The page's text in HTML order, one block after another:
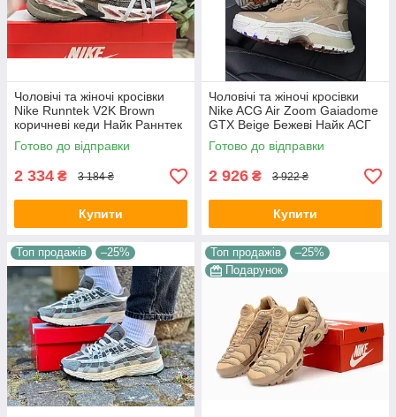
Чоловічі та жіночі кросівки
Nike Runntek V2K Brown
коричневі кеди Найк Раннтек
В2К текстиль демісезон
унісекс В'єтнам
Готово до відправки
2 334 ₴ 3 184 ₴
Купити
Чоловічі та жіночі кросівки
Nike ACG Air Zoom Gaiadome
GTX Beige Бежеві Найк АСГ
гума текстиль gore-tex осінь
зима унісекс
Готово до відправки
2 926 ₴ 3 922 ₴
Купити
Топ продажів –25% Топ продажів
–25%
Подарунок